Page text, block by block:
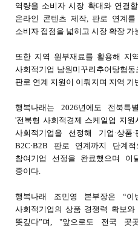
역량을 소비자 시장 확대와 연결
온라인 콘텐츠 제작, 판로 연계
소비자 접점을 넓히고 시장 확장
또한 지역 원부재료를 활용해 지
사회적기업 남원미꾸리추어탕협
판로 연계 지원이 이뤄지며 지역
행복나래는 2026년에도 전북특
'전북형 사회적경제 스케일업 지원
사회적기업을 선정해 기업·상
B2C·B2B 판로 연계까지 단계
참여기업 선정을 완료했으며
중이다
행복나래 조민영 본부장은 “
사회적기업의 상품 경쟁력 확보
뜻깊다”며
, "앞으로도 전국 곳